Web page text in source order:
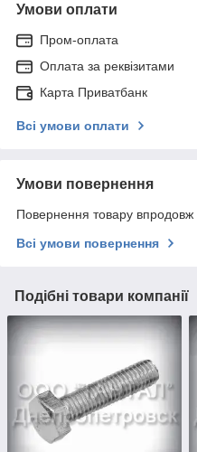
Умови оплати
Пром-оплата
Оплата за реквізитами
Карта Приватбанк
Всі умови оплати
Умови повернення
Повернення товару впродовж
Всі умови повернення
Подібні товари компанії